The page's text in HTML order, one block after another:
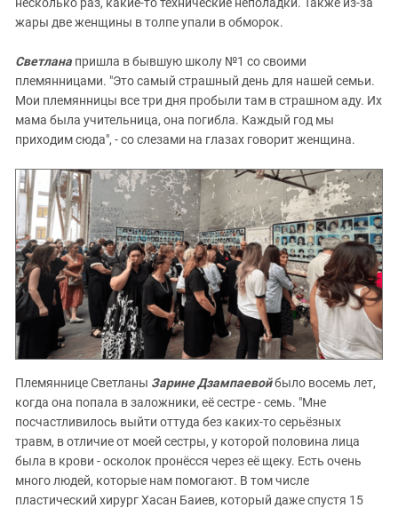
жары две женщины в толпе упали в обморок.
Светлана пришла в бывшую школу №1 со своими
племянницами. "Это самый страшный день для нашей семьи.
Мои племянницы все три дня пробыли там в страшном аду. Их
мама была учительница, она погибла. Каждый год мы
приходим сюда", - со слезами на глазах говорит женщина.
Племяннице Светланы Зарине Дзампаевойбыло восемь лет,
когда она попала в заложники, её сестре - семь. "Мне
посчастливилось выйти оттуда без каких-то серьёзных
травм, в отличие от моей сестры, у которой половина лица
была в крови - осколок пронёсся через её щеку. Есть очень
много людей, которые нам помогают. В том числе
пластический хирург Хасан Баиев, который даже спустя 15